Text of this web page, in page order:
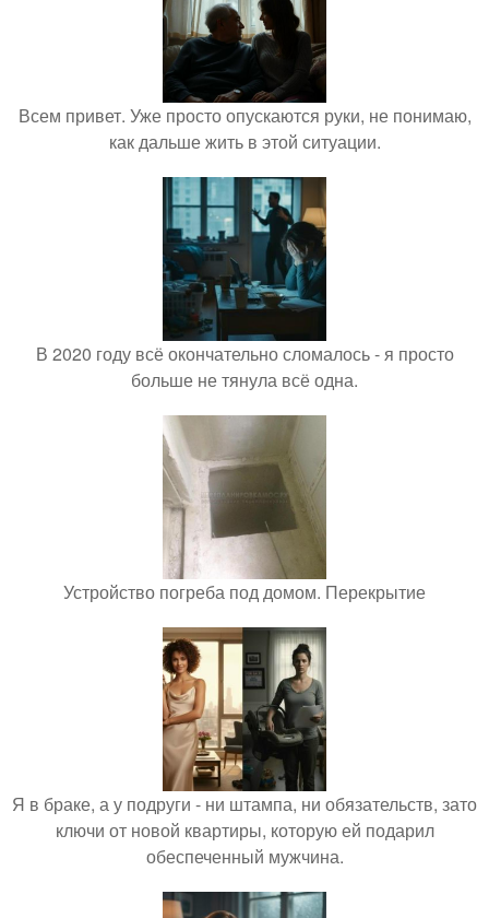
Всем привет. Уже просто опускаются руки, не понимаю,
как дальше жить в этой ситуации.
В 2020 году всё окончательно сломалось - я просто
больше не тянула всё одна.
Устройство погреба под домом. Перекрытие
Я в браке, а у подруги - ни штампа, ни обязательств, зато
ключи от новой квартиры, которую ей подарил
обеспеченный мужчина.